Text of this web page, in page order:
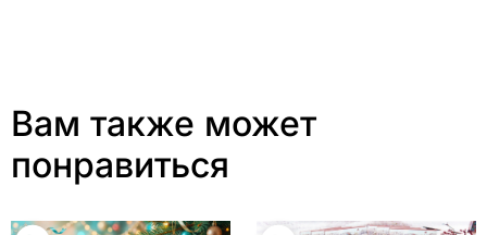
Вам также может
понравиться